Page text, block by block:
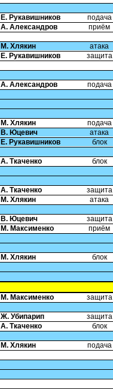
Е. Рукавишников
подача
А. Александров приём
М. Хлякин
атака
Е. Рукавишников защита
А. Александров подача
М. Хлякин
подача
В. Юцевич
атака
Е. Рукавишников блок
А. Ткаченко блок
А. Ткаченко
защита
М. Хлякин атака
В. Юцевич
защита
М. Максименко приём
М. Хлякин блок
М. Максименко защита
Ж. Убипарип
защита
А. Ткаченко блок
М. Хлякин подача